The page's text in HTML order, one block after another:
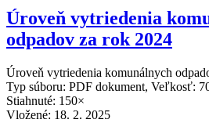
Úroveň vytriedenia
odpadov za rok 2024
Úroveň vytriedenia komunálnych
Typ súboru: PDF dokument, Veľkosť:
Stiahnuté: 150×
Vložené: 18. 2. 2025